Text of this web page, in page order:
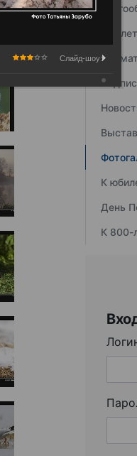
К
День
К 800-
Слайд-шоу: